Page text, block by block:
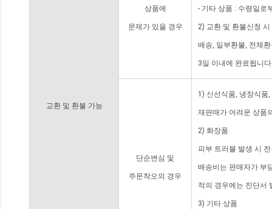
교환 및 환불 가능
상품에
문제가 있을 경우
- 기타 상품 : 수령일로
2) 교환 및 환불신청
배송, 일부환불, 전체
3일 이내에 완료됩니
단순변심 및
주문착오의 경우
1) 신선식품, 냉장식품
재판매가 어려운 상품
2) 화장품
피부 트러블 발생 시
배송비는 판매자가 부
적의 경우에는 진단서
3) 기타 상품